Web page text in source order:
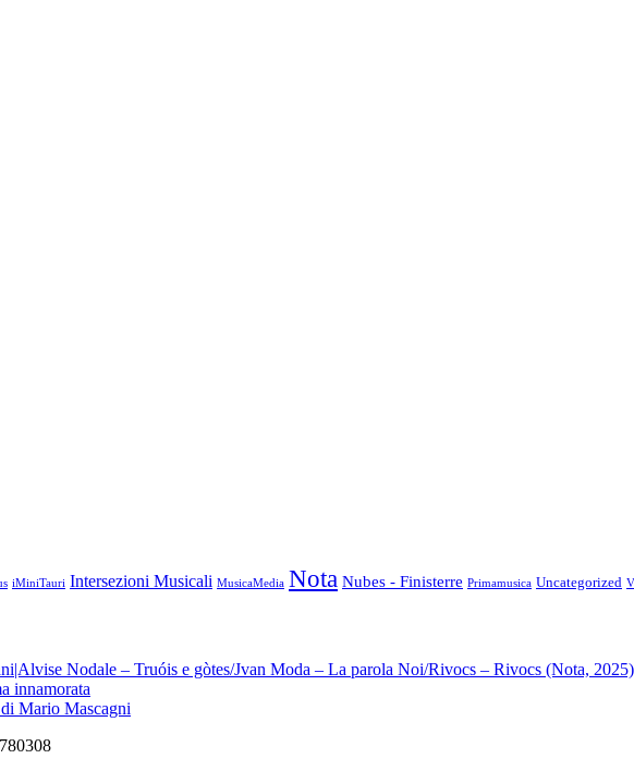
iMiniTauri Intersezioni Musicali MusicaMedia Nota Nubes - Finisterre Primamusica Uncategorized
Nodale – Truóis e gòtes/Jvan Moda – La parola Noi/Rivocs – Rivocs (Nota, 2025)
innamorata
Mario Mascagni